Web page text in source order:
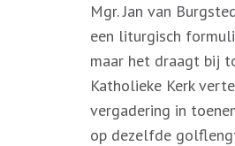
Mgr. Jan van
een liturgisch
maar het draagt bij
Katholieke Kerk
vergadering in
op dezelfde